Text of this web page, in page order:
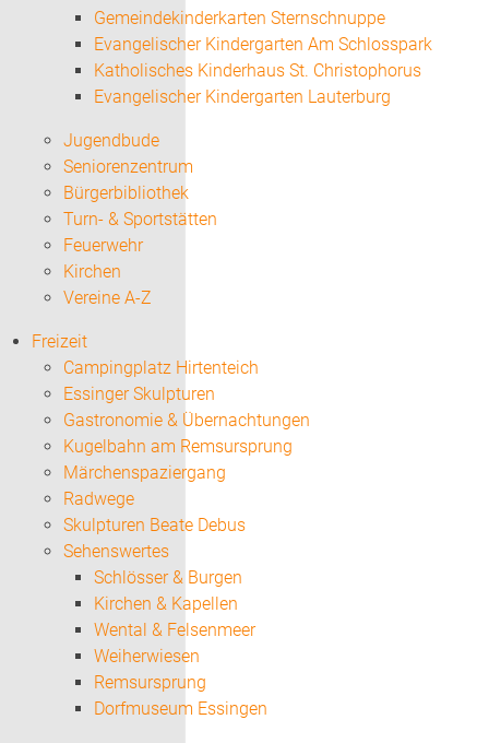
Gemeindekinderkarten Sternschnuppe
Evangelischer Kindergarten Am Schlosspark
Katholisches Kinderhaus St. Christophorus
Evangelischer Kindergarten Lauterburg
Jugendbude
Seniorenzentrum
Bürgerbibliothek
Turn- & Sportstätten
Feuerwehr
Kirchen
Vereine A-Z
Freizeit
Campingplatz Hirtenteich
Essinger Skulpturen
Gastronomie & Übernachtungen
Kugelbahn am Remsursprung
Märchenspaziergang
Radwege
Skulpturen Beate Debus
Sehenswertes
Schlösser & Burgen
Kirchen & Kapellen
Wental & Felsenmeer
Weiherwiesen
Remsursprung
Dorfmuseum Essingen